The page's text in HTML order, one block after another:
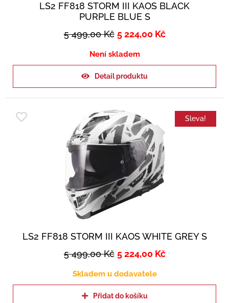
LS2 FF818 STORM III KAOS BLACK
PURPLE BLUE S
5 499,00Kč 5 224,00 Kč
Není skladem
Detail produktu
Sleva!
LS2 FF818 STORM III KAOS WHITE GREY S
5 499,00Kč 5 224,00 Kč
Skladem u dodavatele
Přidat do košíku